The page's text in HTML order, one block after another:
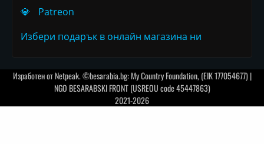
💎
Patreon
Избери подарък в онлайн магазина ни
Изработен отNetpeak. ©besarabia.bg: My Country Foundation, (EIK 177054677) |
NGO BESARABSKI FRONT (USREOU code 45447863)
2021-2026